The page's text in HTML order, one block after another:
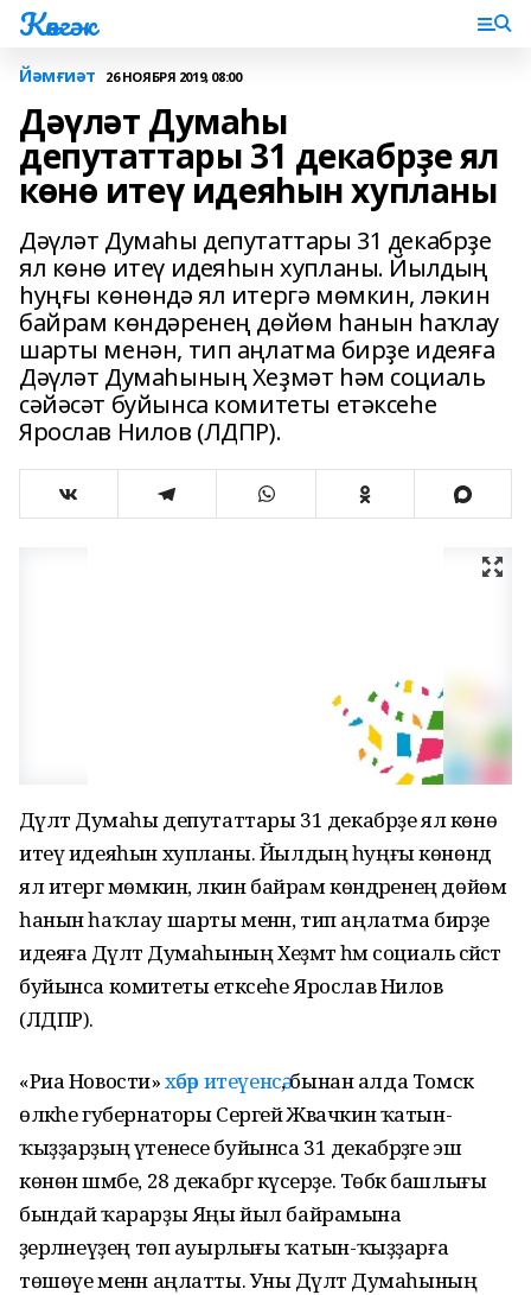
Көнгәк
Йәмғиәт 26 НОЯБРЯ 2019, 08:00
Дәүләт Думаһы
депутаттары 31 декабрҙе ял
көнө итеү идеяһын хупланы
Дәүләт Думаһы депутаттары 31 декабрҙе
ял көнө итеү идеяһын хупланы. Йылдың
һуңғы көнөндә ял итергә мөмкин, ләкин
байрам көндәренең дөйөм һанын һаҡлау
шарты менән, тип аңлатма бирҙе идеяға
Дәүләт Думаһының Хеҙмәт һәм социаль
сәйәсәт буйынса комитеты етәксеһе
Ярослав Нилов (ЛДПР).
Дәүләт Думаһы депутаттары 31 декабрҙе ял көнө
итеү идеяһын хупланы. Йылдың һуңғы көнөндә
ял итергә мөмкин, ләкин байрам көндәренең дөйөм
һанын һаҡлау шарты менән, тип аңлатма бирҙе
идеяға Дәүләт Думаһының Хеҙмәт һәм социаль сәйәсәт
буйынса комитеты етәксеһе Ярослав Нилов
(ЛДПР).
«Риа Новости»хәбәр итеүенсә, бынан алда Томск
өлкәһе губернаторы Сергей Жвачкин ҡатын-
ҡыҙҙарҙың үтенесе буйынса 31 декабрҙәге эш
көнөн шәмбе, 28 декабргә күсерҙе. Төбәк башлығы
бындай ҡарарҙы Яңы йыл байрамына
әҙерләнеүҙең төп ауырлығы ҡатын-ҡыҙҙарға
төшөүе менән аңлатты. Уны Дәүләт Думаһының